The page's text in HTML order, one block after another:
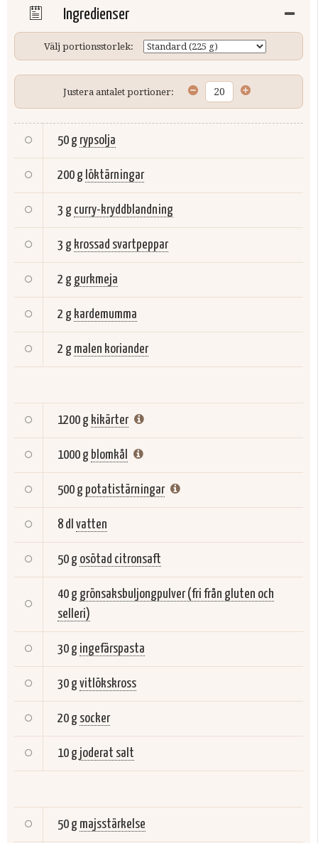
Ingredienser
Välj portionsstorlek:
Justera antalet portioner:
50 g rypsolja
200 g löktärningar
3 g curry-kryddblandning
3 g krossad svartpeppar
2 g gurkmeja
2 g kardemumma
2 g malen koriander
1200 g kikärter
1000 g blomkål
500 g potatistärningar
8 dl vatten
50 g osötad citronsaft
40 g grönsaksbuljongpulver (fri från gluten och
selleri)
30 g ingefärspasta
30 gvitlökskross
20 g socker
10 g joderat salt
50 g majsstärkelse